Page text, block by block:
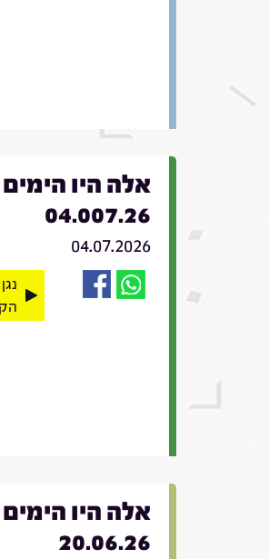
אלה היו
04.007.26
04.07.2026
אלה היו
20.06.26